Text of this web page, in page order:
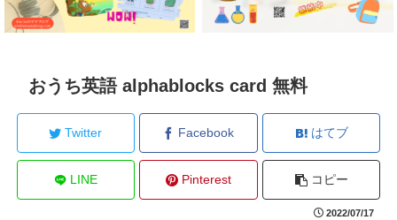
おうち英語 alphablocks card 無料
Twitter Facebook はてブ
LINE Pinterest コピー
2022/07/17